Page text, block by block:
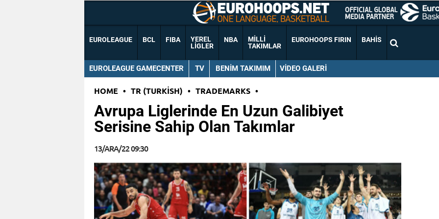
EUROLEAGUE BCL FIBA
YEREL
LIGLER
NBA
MILLI
TAKIMLAR
EUROHOOPS FIRIN BAHIS
EUROLEAGUE GAMECENTER TV BENIM TAKIMIM VIDEO GALERI
HOME • TR (TURKISH) • TRADEMARKS •
Avrupa Liglerinde En Uzun Galibiyet
Serisine Sahip Olan Takımlar
13/ARA/22 09:30